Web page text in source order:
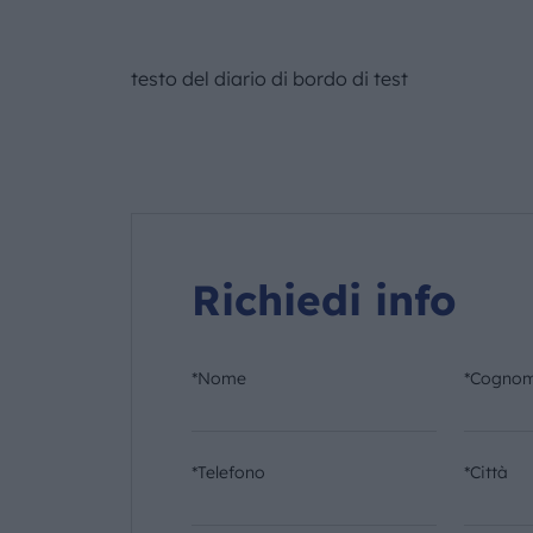
testo del diario di bordo di test
Richiedi info
*Nome
*Telefono *Città